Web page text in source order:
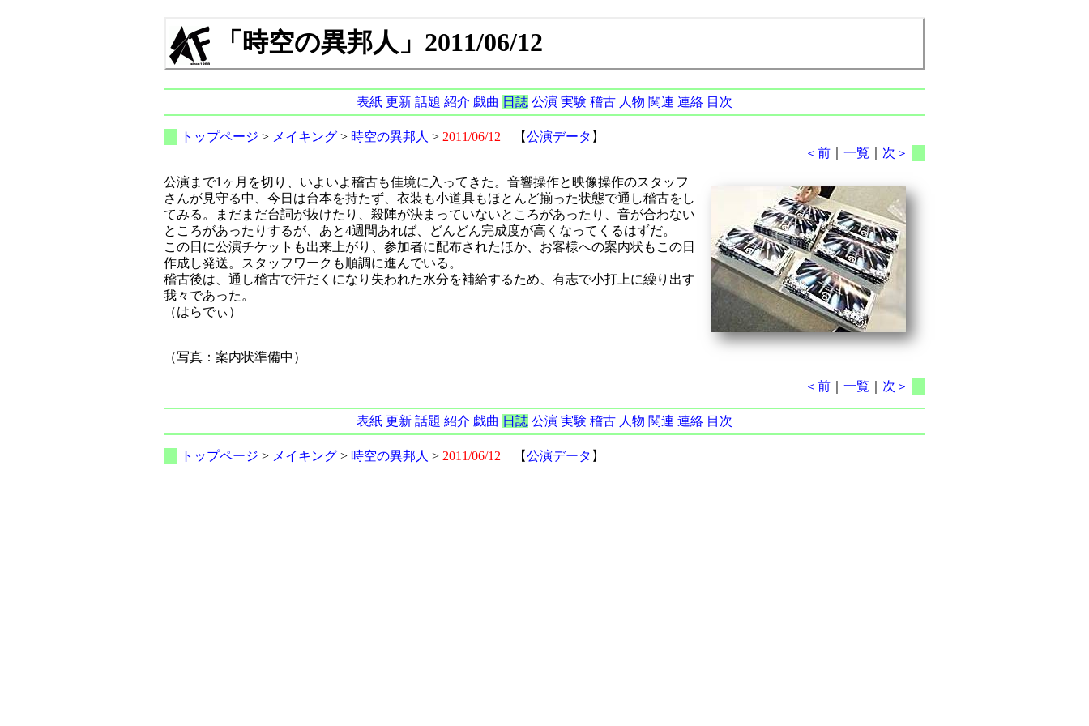
「時空の異邦人」2011/06/12
表紙 更新 話題 紹介 戯曲 日誌 公演 実験 稽古 人物 関連 連絡 目次
トップページ > メイキング> 時空の異邦人 > 2011/06/12 【公演データ 】
＜前 ｜一覧 次＞
公演まで1ヶ月を切り、いよいよ稽古も佳境に入ってきた。音響操作と映像操作のスタッフ
さんが見守る中、今日は台本を持たず、衣装も小道具もほとんど揃った状態で通し稽古をし
てみる。まだまだ台詞が抜けたり、殺陣が決まっていないところがあったり、音が合わない
ところがあったりするが、あと4週間あれば、どんどん完成度が高くなってくるはずだ。
この日に公演チケットも出来上がり、参加者に配布されたほか、お客様への案内状もこの日
作成し発送。スタッフワークも順調に進んでいる。
稽古後は、通し稽古で汗だくになり失われた水分を補給するため、有志で小打上に繰り出す
我々であった。
（はらでぃ）
（写真：案内状準備中）
＜前 ｜一覧 次＞
表紙 更新 話題 紹介 戯曲 日誌 公演 実験 稽古 人物 関連 連絡 目次
トップページ > メイキング> 時空の異邦人 > 2011/06/12 【公演データ 】